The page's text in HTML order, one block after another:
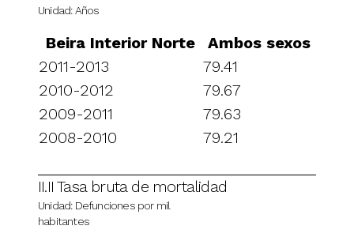
Unidad: Años
Beira Interior Norte
Ambos sexos
2011-2013
79.41
2010-2012
79.67
2009-2011
79.63
2008-2010
79.21
II.II Tasa bruta de mortalidad
Unidad: Defunciones por mil
habitantes